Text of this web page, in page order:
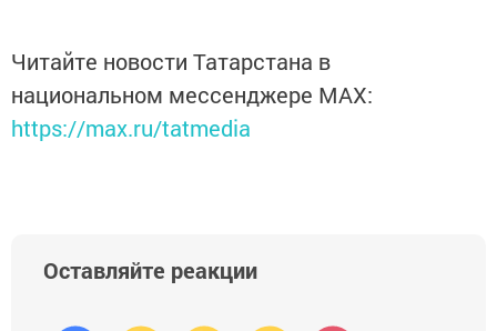
Читайте новости Татарстана в
национальном мессенджере MАХ:
https://max.ru/tatmedia
Оставляйте реакции